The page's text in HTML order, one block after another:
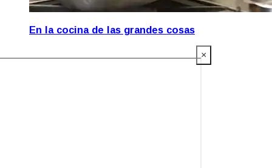
En la cocina de las grandes cosas
×